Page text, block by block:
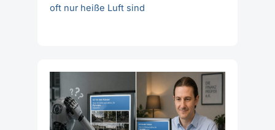
oft nur heiße Luft sind